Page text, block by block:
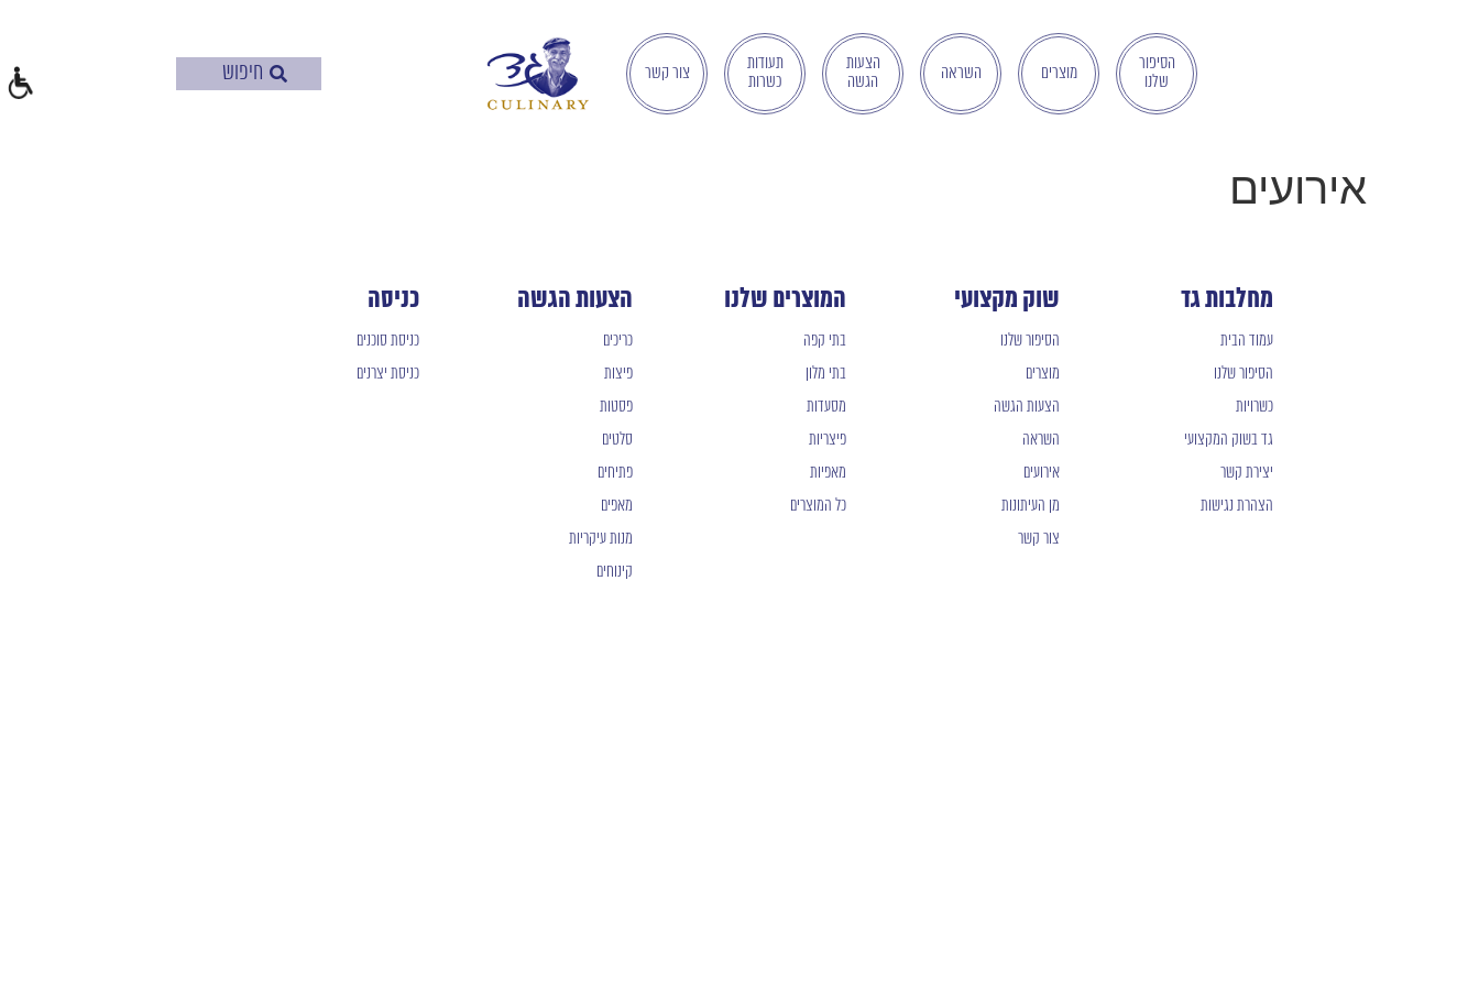
הסיפור
שלנו
מוצרים השראה
הצעות
הגשה
תעודות
כשרות
צור קשר
אירועים
מחלבות גד
עמוד הבית
הסיפור שלנו
כשרויות
גד בשוק המקצועי
יצירת קשר
הצהרת נגישות
שוק מקצועי
הסיפור שלנו
מוצרים
הצעות הגשה
השראה
אירועים
מן העיתונות
צור קשר
המוצרים שלנו
בתי קפה
בתי מלון
מסעדות
פיצריות
מאפיות
כל המוצרים
הצעות הגשה
כריכים
פיצות
פסטות
סלטים
פתיחים
מאפים
מנות עיקריות
קינוחים
כניסה
כניסת סוכנים
כניסת יצרנים